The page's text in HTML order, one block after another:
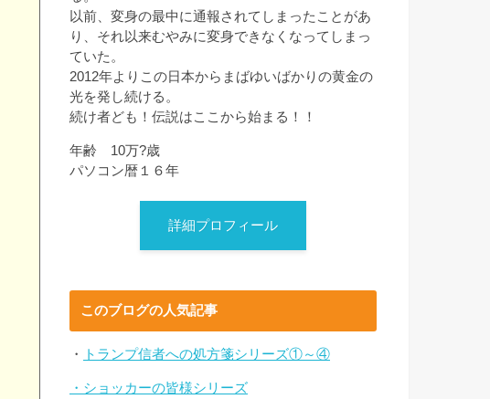
以前、変身の最中に通報されてしまったことがあ
り、それ以来むやみに変身できなくなってしまっ
ていた。
2012年よりこの日本からまばゆいばかりの黄金の
光を発し続ける。
続け者ども！伝説はここから始まる！！
年齢 10万?歳
パソコン暦１６年
詳細プロフィール
このブログの人気記事
・ トランプ信者への処方箋シリーズ①～④
・ショッカーの皆様シリーズ